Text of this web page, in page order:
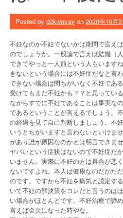
Posted by d2kwmrav on 2020年10月
不妊なのか不妊でないかは期間で言え
のでしょうか。一般論で言えば結婚（
できてやっと一人前という人もいます
きないという場合には不妊症だなと言
できない場合は間ちがいなく不妊であ
受けてもまだ不妊かも？？と思ってい
ながらすでに不妊であることは事実な
であるということが言えるでしょう。
の経過を見て自己判断しましょう。不
いうとちがいますと言わないといけま
があり誰が原因なのかとは明言できま
ヤバいという症状はないので不妊症だ
いません。実際に不妊の方は具合が悪
ないですよね。本人は健康なのだがた
のです。ですから不妊を病気と認定す
いて不妊の解決策をコレだと言うのは
い場合がほとんどです。不妊治療で諦
言えば金欠になった時やな。